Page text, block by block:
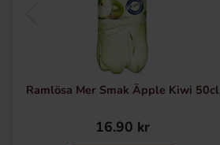
Ramlösa Mer Smak Äpple Kiwi 50cl
16.90 kr